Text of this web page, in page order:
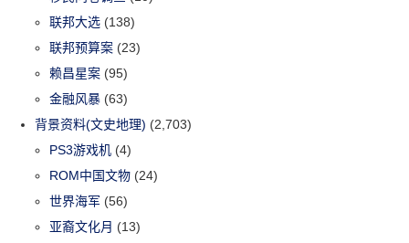
联邦大选 (138)
联邦预算案 (23)
赖昌星案 (95)
金融风暴 (63)
背景资料(文史地理) (2,703)
PS3游戏机 (4)
ROM中国文物 (24)
世界海军 (56)
亚裔文化月 (13)